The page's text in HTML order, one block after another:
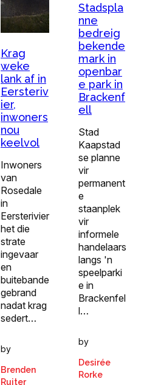
Krag
weke
lank af in
Eersteriv
ier,
inwoners
nou
keelvol
Inwoners
van
Rosedale
in
Eersterivier
het die
strate
ingevaar
en
buitebande
gebrand
nadat krag
sedert…
by
Brenden
Ruiter
Stadspla
nne
bedreig
bekende
mark in
openbar
e park in
Brackenf
ell
Stad
Kaapstad
se planne
vir
permanent
e
staanplek
vir
informele
handelaars
langs 'n
speelparki
e in
Brackenfel
l…
by
Desirée
Rorke